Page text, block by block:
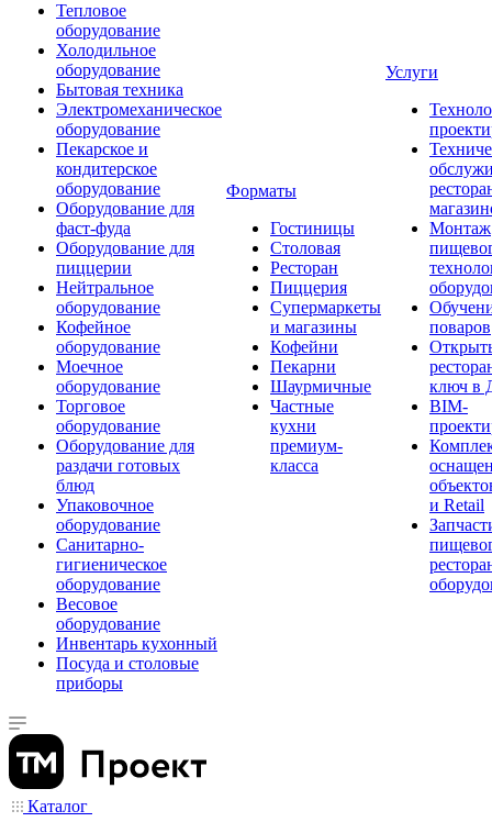
Тепловое
оборудование
Холодильное
оборудование
Бытовая техника
Электромеханическое
оборудование
Пекарское и
кондитерское
оборудование
Оборудование для
фаст-фуда
Оборудование для
пиццерии
Нейтральное
оборудование
Кофейное
оборудование
Моечное
оборудование
Торговое
оборудование
Оборудование для
раздачи готовых
блюд
Упаковочное
оборудование
Санитарно-
гигиеническое
оборудование
Весовое
оборудование
Инвентарь кухонный
Посуда и столовые
приборы
Форматы
Гостиницы
Столовая
Ресторан
Пиццерия
Супермаркеты
и магазины
Кофейни
Пекарни
Шаурмичные
Частные
кухни
премиум-
класса
Услуги
Монтаж
поваров
ключ в
BIM-
и Retail
Каталог